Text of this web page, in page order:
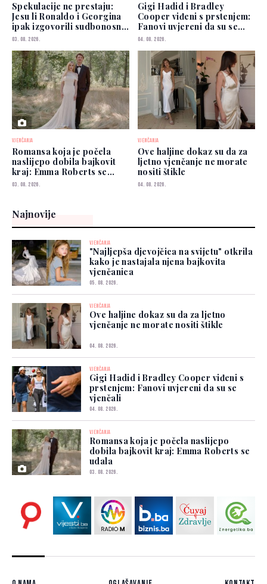
Spekulacije ne prestaju:
Jesu li Ronaldo i Georgina
ipak izgovorili sudbonosno
"da"?
03. 08. 2026.
Gigi Hadid i Bradley
Cooper viđeni s prstenjem:
Fanovi uvjereni da su se
vjenčali
04. 08. 2026.
VJENČANJA
Romansa koja je počela
naslijepo dobila bajkovit
kraj: Emma Roberts se
udala
03. 08. 2026.
VJENČANJA
Ove haljine dokaz su da za
ljetno vjenčanje ne morate
nositi štikle
04. 08. 2026.
Najnovije
VJENČANJA
"Najljepša djevojčica na svijetu" otkrila
kako je nastajala njena bajkovita
vjenčanica
05. 08. 2026.
VJENČANJA
Ove haljine dokaz su da za ljetno
vjenčanje ne morate nositi štikle
04. 08. 2026.
VJENČANJA
Gigi Hadid i Bradley Cooper viđeni s
prstenjem: Fanovi uvjereni da su se
vjenčali
04. 08. 2026.
VJENČANJA
Romansa koja je počela naslijepo
dobila bajkovit kraj: Emma Roberts se
udala
03. 08. 2026.